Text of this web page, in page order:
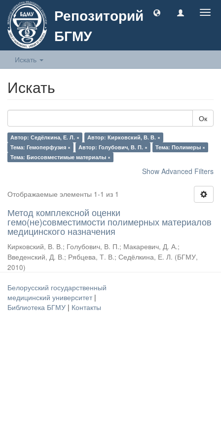
Репозиторий
БГМУ
Искать
Искать
Ок
Автор: Седёлкина, Е. Л. ×
Автор: Кирковский, В. В. ×
Тема: Гемоперфузия ×
Автор: Голубович, В. П. ×
Тема: Полимеры ×
Тема: Биосовместимые материалы ×
Show Advanced Filters
Отображаемые элементы 1-1 из 1
Метод комплексной оценки
гемо(не)совместимости полимерных материалов
медицинского назначения
Кирковский, В. В.; Голубович, В. П.; Макаревич, Д. А.;
Введенский, Д. В.; Рябцева, Т. В.; Седёлкина, Е. Л. (БГМУ,
2010)
Белорусский государственный
медицинский университет |
Библиотека БГМУ | Контакты